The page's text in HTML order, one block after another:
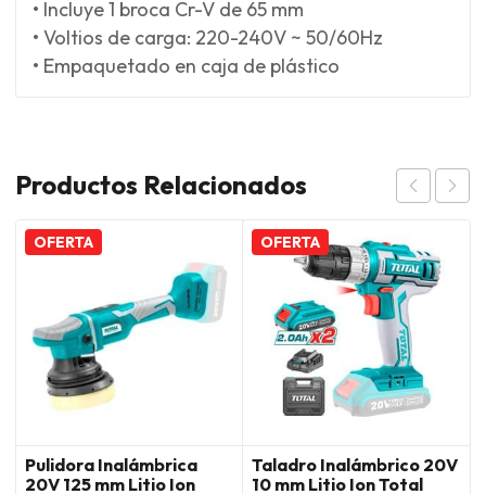
• Incluye 1 broca Cr-V de 65 mm
• Voltios de carga: 220-240V ~ 50/60Hz
• Empaquetado en caja de plástico
Productos Relacionados
OFERTA
Pulidora Inalámbrica
20V 125 mm Litio Ion
OFERTA
Taladro Inalámbrico 20V
10 mm Litio Ion Total